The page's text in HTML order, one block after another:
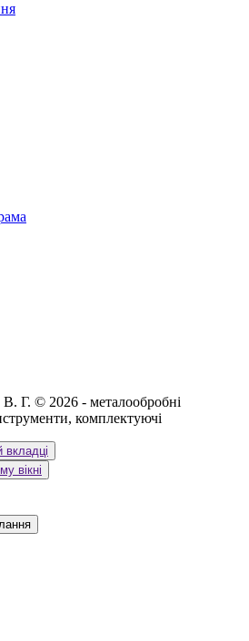
© 2026 - металообробні
комплектуючі
вкладці
вікні